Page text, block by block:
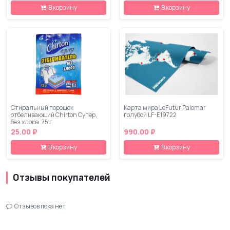
В корзину В корзину
Стиральный порошок
отбеливающий Chirton Супер,
без хлора, 75 г
25.00 ₽
В корзину
Карта мира LeFutur Palomar
голубой LF-E19722
990.00 ₽
В корзину
Отзывы покупателей
Отзывов пока нет